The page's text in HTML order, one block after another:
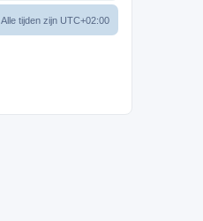
Alle tijden zijn UTC+02:00